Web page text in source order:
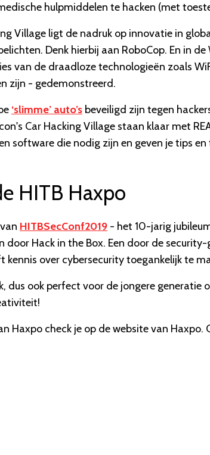
hulpmiddelen te hacken (met
Village ligt de nadruk op innovatie in
Denk hierbij aan RoboCop. En in
van de draadloze technologieën zoals
zijn - gedemonstreerd.
‘slimme’ auto’s beveiligd zijn tegen
Car Hacking Village staan klaar met
software die nodig zijn en geven je tips
HITB Haxpo
HITBSecConf2019 - het 10-jarig
door Hack in the Box. Een door de
kennis over cybersecurity toegankelijk te
dus ook perfect voor de jongere generatie
Haxpo check je op de website van